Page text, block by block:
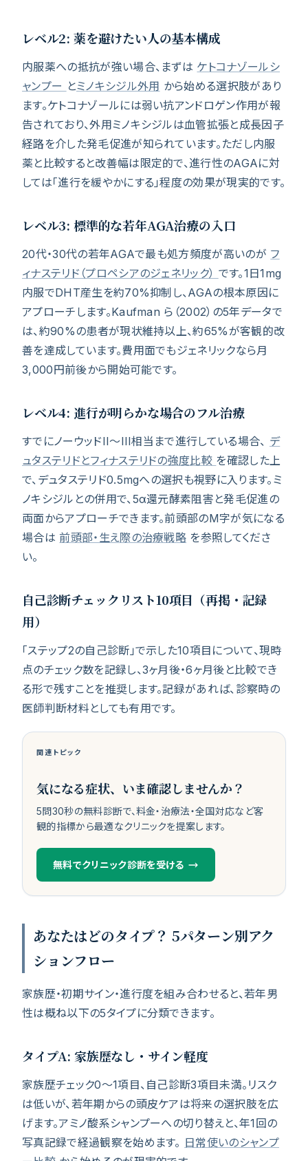
レベル2: 薬を避けたい人の基本構成
内服薬への抵抗が強い場合、まずは ケトコナゾールシ
ャンプー とミノキシジル外用 から始める選択肢があり
ます。ケトコナゾールには弱い抗アンドロゲン作用が報
告されており、外用ミノキシジルは血管拡張と成長因子
経路を介した発毛促進が知られています。ただし内服
薬と比較すると改善幅は限定的で、進行性のAGAに対
しては「進行を緩やかにする」程度の効果が現実的です。
レベル3: 標準的な若年AGA治療の入口
20代・30代の若年AGAで最も処方頻度が高いのが フ
ィナステリド（プロペシアのジェネリック） です。1日1mg
内服でDHT産生を約70%抑制し、AGAの根本原因に
アプローチします。Kaufman ら（2002）の5年データで
は、約90%の患者が現状維持以上、約65%が客観的改
善を達成しています。費用面でもジェネリックなら月
3,000円前後から開始可能です。
レベル4: 進行が明らかな場合のフル治療
すでにノーウッドII〜III相当まで進行している場合、 デ
ュタステリドとフィナステリドの強度比較 を確認した上
で、デュタステリド0.5mgへの選択も視野に入ります。ミ
ノキシジルとの併用で、5α還元酵素阻害と発毛促進の
両面からアプローチできます。前頭部のM字が気になる
場合は前頭部・生え際の治療戦略 を参照してくださ
い。
自己診断チェックリスト10項目（再掲・記録
用）
「ステップ2の自己診断」で示した10項目について、現時
点のチェック数を記録し、3ヶ月後・6ヶ月後と比較でき
る形で残すことを推奨します。記録があれば、診察時の
医師判断材料としても有用です。
関連トピック
気になる症状、いま確認しませんか？
5問30秒の無料診断で、料金・治療法・全国対応など客
観的指標から最適なクリニックを提案します。
無料でクリニック診断を受ける
あなたはどのタイプ？ 5パターン別アク
ションフロー
家族歴・初期サイン・進行度を組み合わせると、若年男
性は概ね以下の5タイプに分類できます。
タイプA: 家族歴なし・サイン軽度
家族歴チェック0〜1項目、自己診断3項目未満。リスク
は低いが、若年期からの頭皮ケアは将来の選択肢を広
げます。アミノ酸系シャンプーへの切り替えと、年1回の
写真記録で経過観察を始めます。 日常使いのシャンプ